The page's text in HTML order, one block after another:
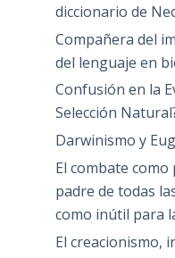
diccionario de
Compañera del
del lenguaje en
Confusión en la
Selección
Darwinismo y
El combate
padre de todas
como inútil para
El creacionismo,